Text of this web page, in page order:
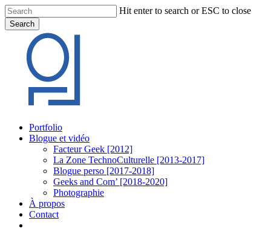
Skip
to
main
content
Hit enter to search or ESC to close
Search
Search
Menu
Portfolio
Blogue et vidéo
Facteur Geek [2012]
La Zone TechnoCulturelle [2013-2017]
Blogue perso [2017-2018]
Geeks and Com’ [2018-2020]
Photographie
À propos
Contact